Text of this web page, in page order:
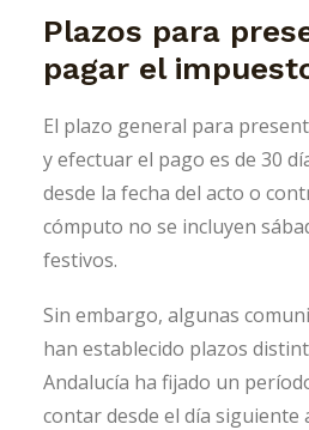
Plazos para
pagar el
El plazo general para
y efectuar el pago es de 30
desde la fecha del acto o
cómputo no se incluyen
festivos.
Sin embargo, algunas
han establecido plazos
Andalucía ha fijado un
contar desde el día siguiente